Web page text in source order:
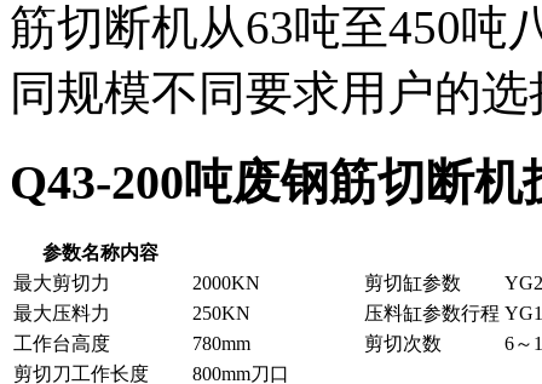
筋切断机从63吨至450吨
同规模不同要求用户的选
Q43-200吨废钢筋切断机
参数名称内容
最大剪切力
2000KN 剪切缸参数
最大压料力
250KN 压料缸参数行程
工作台高度
780mm 剪切次数
6～
剪切刀工作长度
800mm刀口